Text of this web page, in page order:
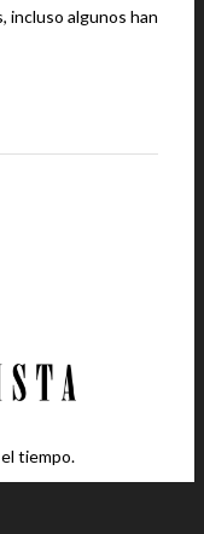
incluso algunos han
tiempo.